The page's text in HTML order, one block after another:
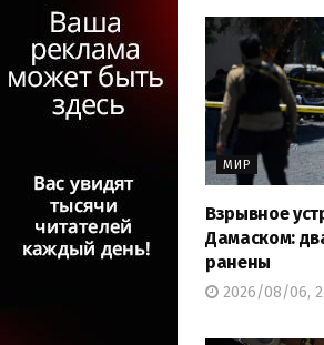
МИР
Взрывное
Дамаском:
ранены
2026/08/06,